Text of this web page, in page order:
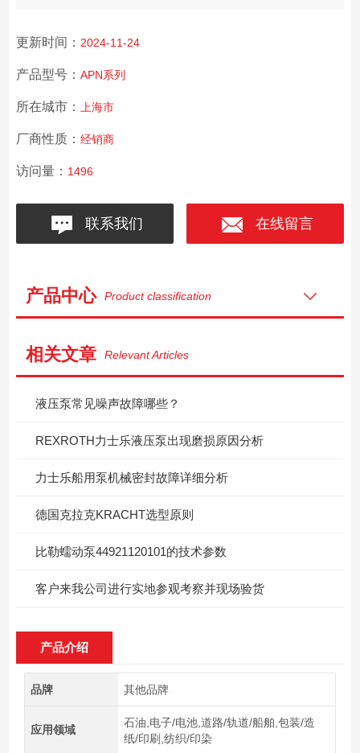
更新时间： 2024-11-24
产品型号： APN系列
所在城市： 上海市
厂商性质： 经销商
访问量： 1496
联系我们 在线留言
产品中心 Product classification
相关文章 Relevant Articles
液压泵常见噪声故障哪些？
REXROTH力士乐液压泵出现磨损原因分析
力士乐船用泵机械密封故障详细分析
德国克拉克KRACHT选型原则
比勒蠕动泵44921120101的技术参数
客户来我公司进行实地参观考察并现场验货
产品介绍
品牌 其他品牌
应用领域
石油,电子/电池,道路/轨道/船舶,包装/造
纸/印刷,纺织/印染